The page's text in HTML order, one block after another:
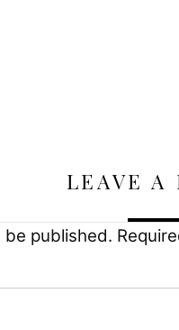
LEAVE A
published.